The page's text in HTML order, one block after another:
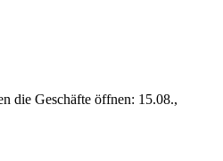
die Geschäfte öffnen: 15.08.,